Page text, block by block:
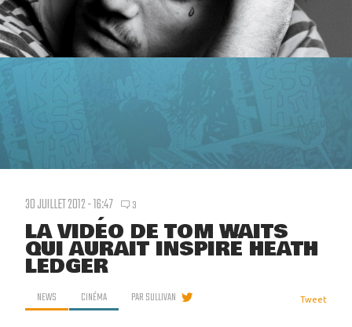
30 JUILLET 2012 - 16:47 3
LA VIDÉO DE TOM WAITS
QUI AURAIT INSPIRÉ HEATH
LEDGER
NEWS CINÉMA PARSULLIVAN Tweet